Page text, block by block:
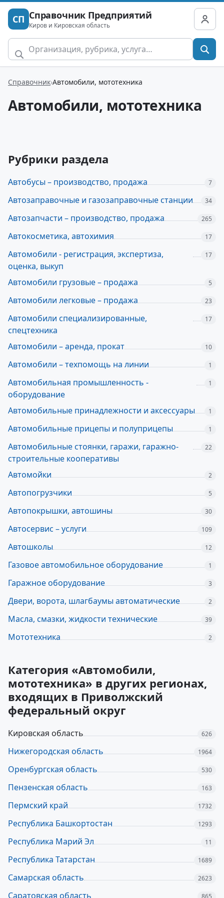
СП Справочник Предприятий
Киров и Кировская область
Справочник Автомобили, мототехника
Автомобили, мототехника
Рубрики раздела
Автобусы – производство, продажа 7
Автозаправочные и газозаправочные станции 34
Автозапчасти – производство, продажа 265
Автокосметика, автохимия 17
Автомобили - регистрация, экспертиза,
оценка, выкуп
17
Автомобили грузовые – продажа 5
Автомобили легковые – продажа 23
Автомобили специализированные,
спецтехника
17
Автомобили – аренда, прокат 10
Автомобили – техпомощь на линии 1
Автомобильная промышленность -
оборудование
1
Автомобильные принадлежности и аксессуары 1
Автомобильные прицепы и полуприцепы 1
Автомобильные стоянки, гаражи, гаражно-
строительные кооперативы
22
Автомойки 2
Автопогрузчики 5
Автопокрышки, автошины 30
Автосервис – услуги 109
Автошколы 12
Газовое автомобильное оборудование 1
Гаражное оборудование 3
Двери, ворота, шлагбаумы автоматические 2
Масла, смазки, жидкости технические 39
Мототехника 2
Категория «Автомобили,
мототехника» в других регионах,
входящих в Приволжский
федеральный округ
Кировская область 626
Нижегородская область 1964
Оренбургская область 530
Пензенская область 163
Пермский край 1732
Республика Башкортостан 1293
Республика Марий Эл 11
Республика Татарстан 1689
Самарская область 2623
Саратовская область 865